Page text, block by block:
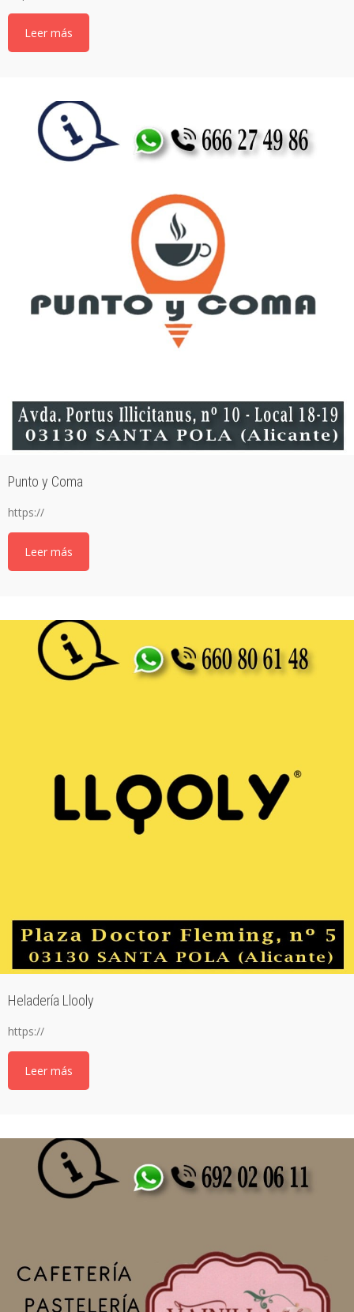
Leer más
Punto y Coma
https://
Leer más
Heladería Llooly
https://
Leer más